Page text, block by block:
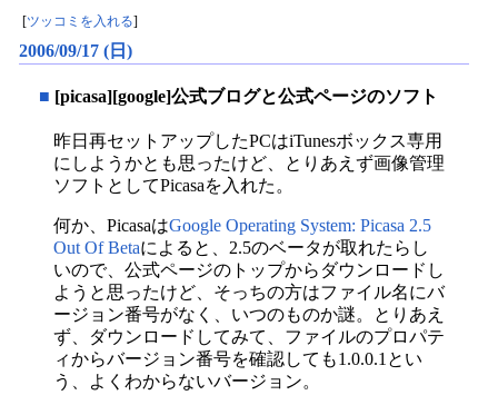
[ツッコミを入れる]
2006/09/17 (日)
■ [picasa][google]公式ブログと公式ページのソフト
昨日再セットアップしたPCはiTunesボックス専用
にしようかとも思ったけど、とりあえず画像管理
ソフトとしてPicasaを入れた。
何か、PicasaはGoogle Operating System: Picasa 2.5
Out Of Betaによると、2.5のベータが取れたらし
いので、公式ページのトップからダウンロードし
ようと思ったけど、そっちの方はファイル名にバ
ージョン番号がなく、いつのものか謎。とりあえ
ず、ダウンロードしてみて、ファイルのプロパテ
ィからバージョン番号を確認しても1.0.0.1とい
う、よくわからないバージョン。